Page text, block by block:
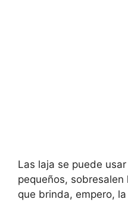
Las laja se puede
pequeños,
que brinda, empero,